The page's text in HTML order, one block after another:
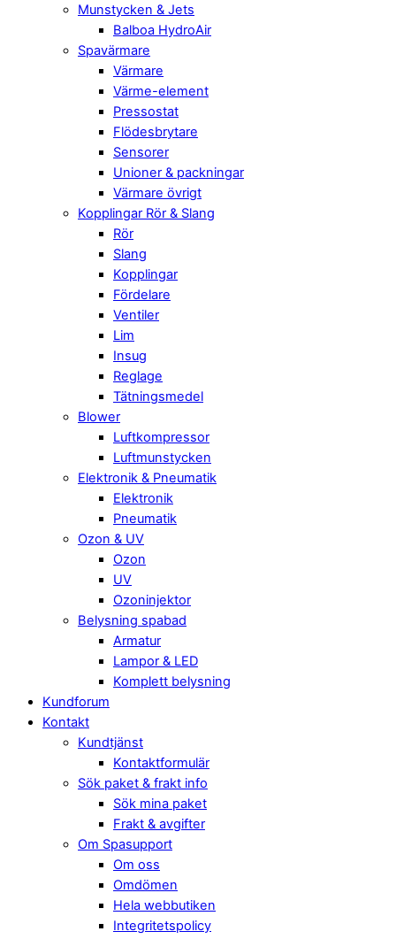
Munstycken & Jets
Balboa HydroAir
Spavärmare
Värmare
Värme-element
Pressostat
Flödesbrytare
Sensorer
Unioner & packningar
Värmare övrigt
Kopplingar Rör & Slang
Rör
Slang
Kopplingar
Fördelare
Ventiler
Lim
Insug
Reglage
Tätningsmedel
Blower
Luftkompressor
Luftmunstycken
Elektronik & Pneumatik
Elektronik
Pneumatik
Ozon & UV
Ozon
UV
Ozoninjektor
Belysning spabad
Armatur
Lampor & LED
Komplett belysning
Kundforum
Kontakt
Kundtjänst
Kontaktformulär
Sök paket & frakt info
Sök mina paket
Frakt & avgifter
Om Spasupport
Om oss
Omdömen
Hela webbutiken
Integritetspolicy